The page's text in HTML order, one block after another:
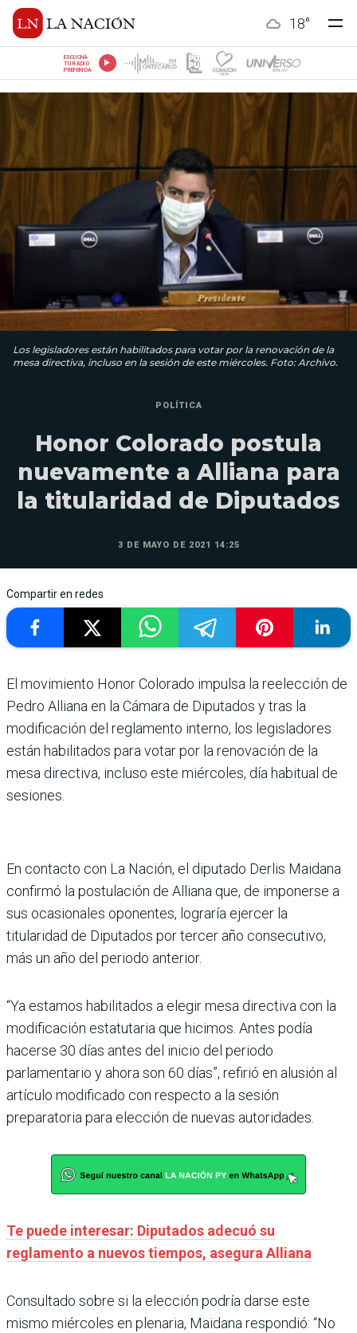
18°
ESCUCHÁ
TU RADIO
PREFERIDA
Los legisladores están habilitados para votar por la renovación de la
mesa directiva, incluso en la sesión de este miércoles. Foto: Archivo.
POLÍTICA
Honor Colorado postula
nuevamente a Alliana para
la titularidad de Diputados
3 DE MAYO DE 2021 14:25
Compartir en redes
El movimiento Honor Colorado impulsa la reelección de
Pedro Alliana en la Cámara de Diputados y tras la
modificación del reglamento interno, los legisladores
están habilitados para votar por la renovación de la
mesa directiva, incluso este miércoles, día habitual de
sesiones.
En contacto con La Nación, el diputado Derlis Maidana
confirmó la postulación de Alliana que, de imponerse a
sus ocasionales oponentes, lograría ejercer la
titularidad de Diputados por tercer año consecutivo,
más un año del periodo anterior.
“Ya estamos habilitados a elegir mesa directiva con la
modificación estatutaria que hicimos. Antes podía
hacerse 30 días antes del inicio del periodo
parlamentario y ahora son 60 días”, refirió en alusión al
artículo modificado con respecto a la sesión
preparatoria para elección de nuevas autoridades.
Te puede interesar: Diputados adecuó su
reglamento a nuevos tiempos, asegura Alliana
Consultado sobre si la elección podría darse este
mismo miércoles en plenaria, Maidana respondió: “No